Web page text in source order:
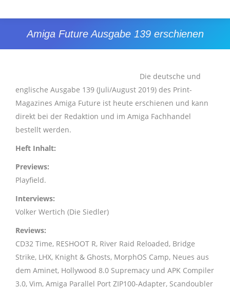
Amiga Future Ausgabe 139 erschienen
Sie befinden sich hier:
Die deutsche und
englische Ausgabe 139 (Juli/August 2019) des Print-
Magazines Amiga Future ist heute erschienen und kann
direkt bei der Redaktion und im Amiga Fachhandel
bestellt werden.
Heft Inhalt:
Previews:
Playfield.
Interviews:
Volker Wertich (Die Siedler)
Reviews:
CD32 Time, RESHOOT R, River Raid Reloaded, Bridge
Strike, LHX, Knight & Ghosts, MorphOS Camp, Neues aus
dem Aminet, Hollywood 8.0 Supremacy und APK Compiler
3.0, Vim, Amiga Parallel Port ZIP100-Adapter, Scandoubler